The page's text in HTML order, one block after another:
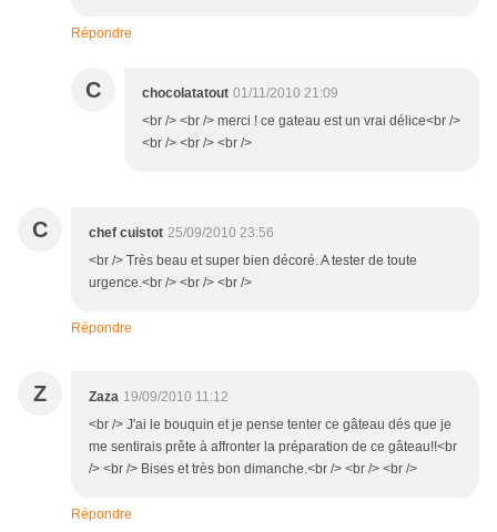
Répondre
C chocolatatout 01/11/2010 21:09
<br /> <br /> merci ! ce gateau est un vrai délice<br />
<br /> <br /> <br />
C chef cuistot 25/09/2010 23:56
<br /> Très beau et super bien décoré. A tester de toute
urgence.<br /> <br /> <br />
Répondre
Z Zaza 19/09/2010 11:12
<br /> J'ai le bouquin et je pense tenter ce gâteau dés que je
me sentirais prête à affronter la préparation de ce gâteau!!<br
/> <br /> Bises et très bon dimanche.<br /> <br /> <br />
Répondre